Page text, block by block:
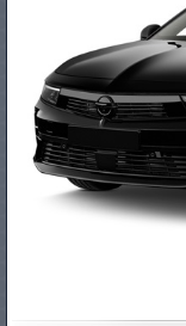
PNEUS